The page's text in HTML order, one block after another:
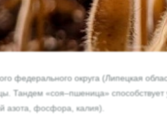
федерального округа (Липецкая
Тандем «соя–пшеница»
азота, фосфора, калия).